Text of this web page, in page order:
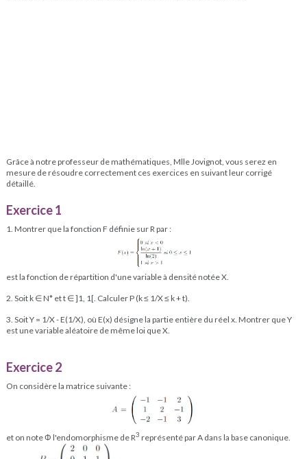
Grâce à notre professeur de mathématiques, Mlle Jovignot, vous serez en
mesure de résoudre correctement ces exercices en suivant leur corrigé
détaillé.
Exercice 1
1. Montrer que la fonction F définie sur R par :
est la fonction de répartition d'une variable à densité notée X.
2. Soit k ∈ N* et t ∈ ]1, 1[. Calculer P (k ≤ 1/X ≤ k + t).
3. Soit Y = 1/X - E(1/X), où E(x) désigne la partie entière du réel x. Montrer que Y
est une variable aléatoire de même loi que X.
Exercice 2
On considère la matrice suivante :
et on note Φ l'endomorphisme de R3 représenté par A dans la base canonique.